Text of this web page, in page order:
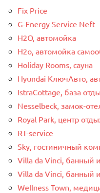
Fix Price
G-Energy Service Neft
H2O, автомойка
H2o, автомойка
Holiday Rooms, сауна
Hyundai КлючАвто,
IstraCottage, база
Nesselbeck, замок-
Royal Park, центр
RT-service
Sky, гостиничный
Villa da Vinci, банный
Villa da Vinci, банный
Wellness Town,